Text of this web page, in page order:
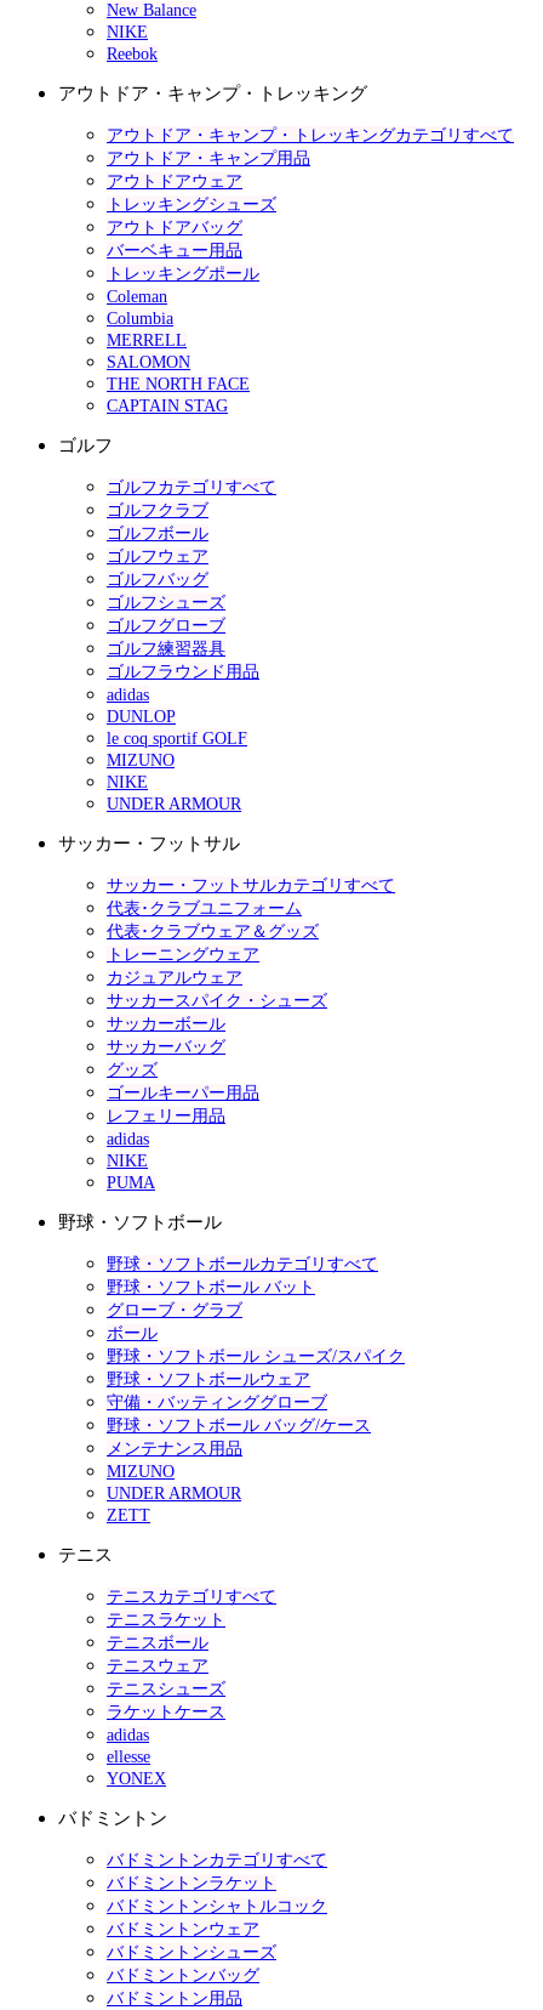
New Balance
NIKE
Reebok
アウトドア・キャンプ・トレッキング
アウトドア・キャンプ・トレッキングカテゴリすべて
アウトドア・キャンプ用品
アウトドアウェア
トレッキングシューズ
アウトドアバッグ
バーベキュー用品
トレッキングポール
Coleman
Columbia
MERRELL
SALOMON
THE NORTH FACE
CAPTAIN STAG
ゴルフ
ゴルフカテゴリすべて
ゴルフクラブ
ゴルフボール
ゴルフウェア
ゴルフバッグ
ゴルフシューズ
ゴルフグローブ
ゴルフ練習器具
ゴルフラウンド用品
adidas
DUNLOP
le coq sportif GOLF
MIZUNO
NIKE
UNDER ARMOUR
サッカー・フットサル
サッカー・フットサルカテゴリすべて
代表･クラブユニフォーム
代表･クラブウェア＆グッズ
トレーニングウェア
カジュアルウェア
サッカースパイク・シューズ
サッカーボール
サッカーバッグ
グッズ
ゴールキーパー用品
レフェリー用品
adidas
NIKE
PUMA
野球・ソフトボール
野球・ソフトボールカテゴリすべて
野球・ソフトボール バット
グローブ・グラブ
ボール
野球・ソフトボール シューズ/スパイク
野球・ソフトボールウェア
守備・バッティンググローブ
野球・ソフトボール バッグ/ケース
メンテナンス用品
MIZUNO
UNDER ARMOUR
ZETT
テニス
テニスカテゴリすべて
テニスラケット
テニスボール
テニスウェア
テニスシューズ
ラケットケース
adidas
ellesse
YONEX
バドミントン
バドミントンカテゴリすべて
バドミントンラケット
バドミントンシャトルコック
バドミントンウェア
バドミントンシューズ
バドミントンバッグ
バドミントン用品